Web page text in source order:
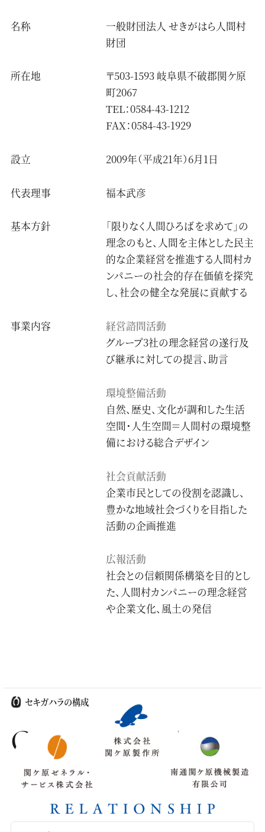
名称
一般財団法人 せきがはら人間村
財団
所在地
〒503-1593 岐阜県不破郡関ケ原
町2067
TEL：0584-43-1212
FAX：0584-43-1929
設立 2009年（平成21年）6月1日
代表理事 福本武彦
基本方針
「限りなく人間ひろばを求めて」の
理念のもと、人間を主体とした民主
的な企業経営を推進する人間村カ
ンパニーの社会的存在価値を探究
し、社会の健全な発展に貢献する
事業内容
経営諮問活動
グループ3社の理念経営の遂行及
び継承に対しての提言、助言
環境整備活動
自然、歴史、文化が調和した生活
空間・人生空間＝人間村の環境整
備における総合デザイン
社会貢献活動
企業市民としての役割を認識し、
豊かな地域社会づくりを目指した
活動の企画推進
広報活動
社会との信頼関係構築を目的とし
た、人間村カンパニーの理念経営
や企業文化、風土の発信
セキガハラの構成
ORGANIZATION